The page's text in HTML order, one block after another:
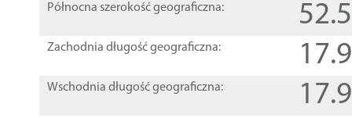
Północna szerokość geograficzna:
Zachodnia długość geograficzna:
Wschodnia długość geograficzna: